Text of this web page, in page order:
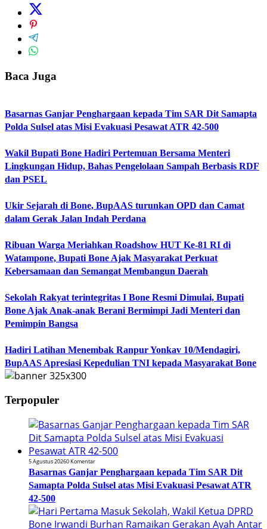
Baca Juga
Basarnas Ganjar Penghargaan kepada Tim SAR Dit Samapta
Polda Sulsel atas Misi Evakuasi Pesawat ATR 42-500
Wakil Bupati Bone Hadiri Pertemuan Bersama Menteri
Lingkungan Hidup, Bahas Pengelolaan Sampah Berbasis RDF
dan PSEL
Ukir Sejarah di Bone, BupAAS turunkan OPD dan Camat
dalam Gerak Jalan Indah Perdana
Ribuan Warga Meriahkan Roadshow HUT Ke-81 RI di
Watampone, Bupati Bone Ajak Masyarakat Perkuat
Kebersamaan dan Semangat Membangun Daerah
Sekolah Rakyat terintegritas I Bone Resmi Dimulai, Bupati
Bone Ajak Anak-anak Berani Bermimpi Jadi Menteri dan
Pemimpin Bangsa
Hadiri Latihan Menembak Ranpur Yonkav 10/Mendagiri,
BupAAS Apresiasi Kepedulian TNI kepada Masyarakat Bone
Terpopuler
5 Agustus 20260 Komentar
Basarnas Ganjar Penghargaan kepada Tim SAR Dit
Samapta Polda Sulsel atas Misi Evakuasi Pesawat ATR
42-500